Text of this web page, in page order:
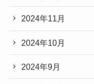
2024年11月
2024年10月
2024年9月